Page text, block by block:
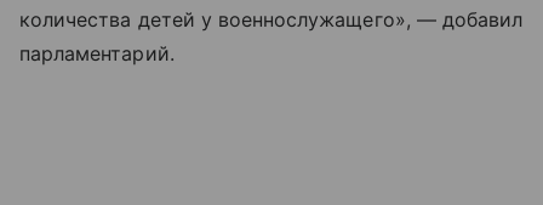
количества детей у военнослужащего», — добавил
парламентарий.